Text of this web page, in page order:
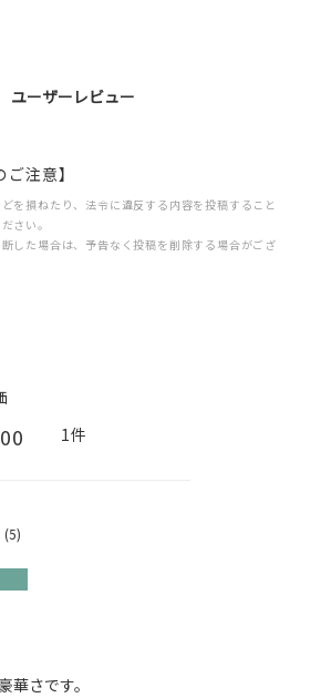
ユーザーレビュー
注意】
を損ねたり、法令に違反する内容を投稿すること
さい。
した場合は、予告なく投稿を削除する場合がござ
1
5
華さです。